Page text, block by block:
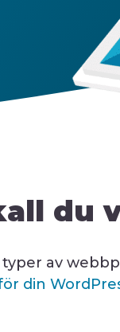
du
av
din